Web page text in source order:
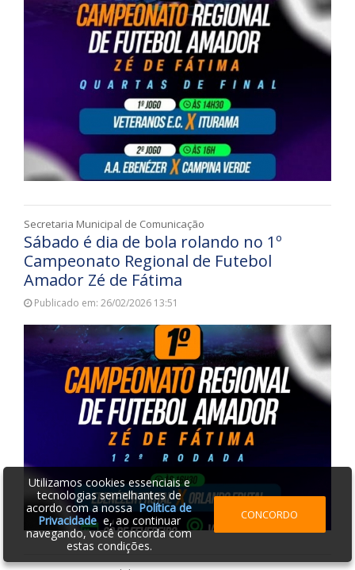
Secretaria Municipal de Comunicação
Sábado é dia de bola rolando no 1º
Campeonato Regional de Futebol
Amador Zé de Fátima
Publicado em: 26/02/2026 13:51
Utilizamos cookies essenciais e
tecnologias semelhantes de
acordo com a nossaPolítica de
Privacidadee, ao continuar
navegando, você concorda com
estas condições.
CONCORDO